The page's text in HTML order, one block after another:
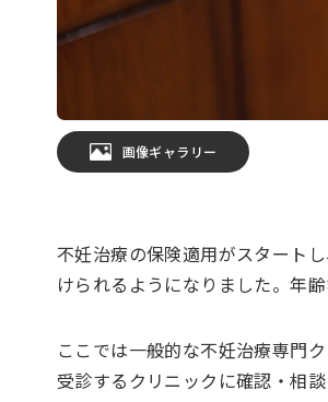
画像ギャラリー
不妊治療の保険適用がスタート
けられるようになりました。年
ここでは一般的な不妊治療専門
受診するクリニックに確認・相談